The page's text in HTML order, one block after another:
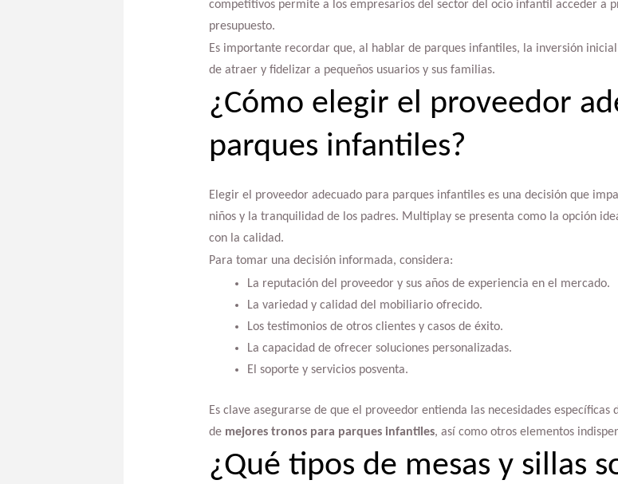
competitivos permite a los empresarios del sector del ocio infantil acceder a
presupuesto.
Es importante recordar que, al hablar de parques infantiles, la inversión
de atraer y fidelizar a pequeños usuarios y sus familias.
¿Cómo elegir el proveedor
parques infantiles?
Elegir el proveedor adecuado para parques infantiles es una decisión que
niños y la tranquilidad de los padres. Multiplay se presenta como la opción
con la calidad.
Para tomar una decisión informada, considera:
La reputación del proveedor y sus años de experiencia en el mercado.
La variedad y calidad del mobiliario ofrecido.
Los testimonios de otros clientes y casos de éxito.
La capacidad de ofrecer soluciones personalizadas.
El soporte y servicios posventa.
Es clave asegurarse de que el proveedor entienda las necesidades
de mejores tronos para parques infantiles, así como otros elementos
¿Qué tipos de mesas y sillas